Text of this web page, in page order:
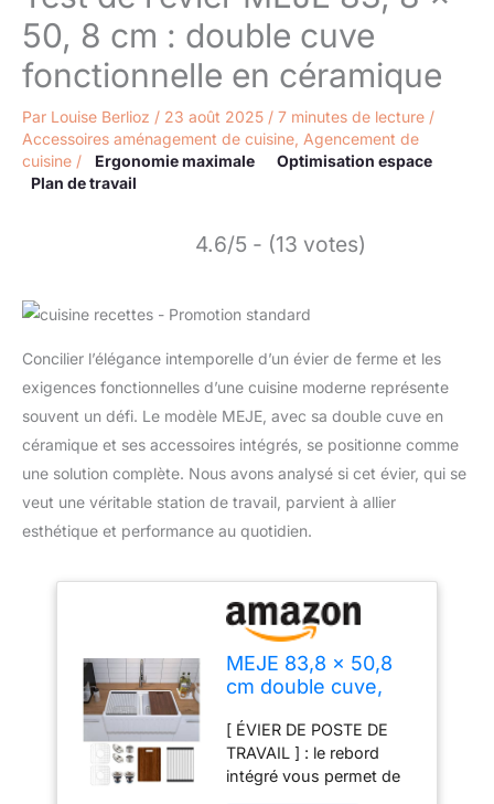
50, 8 cm : double cuve
fonctionnelle en céramique
Par Louise Berlioz / 23 août 2025 / 7 minutes de lecture /
Accessoires aménagement de cuisine Agencement de
cuisine / Ergonomie maximale
Optimisation espace
Plan de travail
4.6/5 - (13 votes)
Concilier l’élégance intemporelle d’un évier de ferme et les
exigences fonctionnelles d’une cuisine moderne représente
souvent un défi. Le modèle MEJE, avec sa double cuve en
céramique et ses accessoires intégrés, se positionne comme
une solution complète. Nous avons analysé si cet évier, qui se
veut une véritable station de travail, parvient à allier
esthétique et performance au quotidien.
MEJE 83,8 x 50,8
cm double cuve,
ferme à rebord
avant en
céramique, avec
[ ÉVIER DE POSTE DE
TRAVAIL ] : le rebord
intégré vous permet de